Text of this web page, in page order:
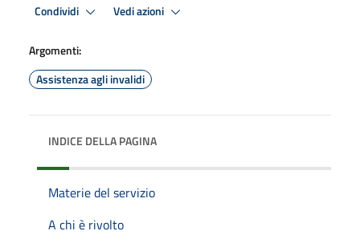
Condividi Vedi azioni
Argomenti:
Assistenza agli invalidi
INDICE DELLA PAGINA
Materie del servizio
A chi è rivolto